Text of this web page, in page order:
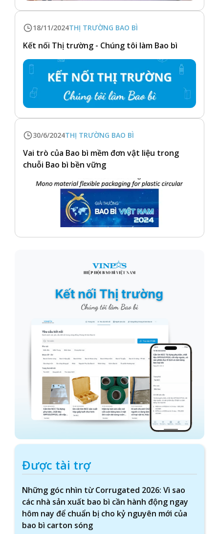
18/11/2024THỊ TRƯỜNG BAO BÌ
Kết nối Thị trường - Chúng tôi làm Bao bì
30/6/2024THỊ TRƯỜNG BAO BÌ
Vai trò của Bao bì mềm đơn vật liệu trong
chuỗi Bao bì bền vững
Được tài trợ
Những góc nhìn từ Corrugated 2026: Vì sao
các nhà sản xuất bao bì cần hành động ngay
hôm nay để chuẩn bị cho kỷ nguyên mới của
bao bì carton sóng